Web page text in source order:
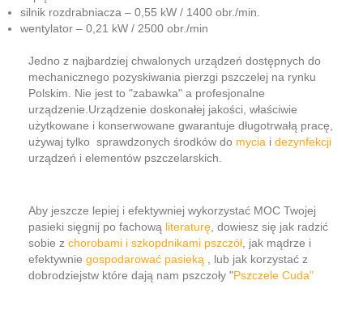
silnik rozdrabniacza – 0,55 kW / 1400 obr./min.
wentylator – 0,21 kW / 2500 obr./min
Jedno z najbardziej chwalonych urządzeń dostępnych do
mechanicznego pozyskiwania pierzgi pszczelej na rynku
Polskim. Nie jest to "zabawka" a profesjonalne
urządzenie.Urządzenie doskonałej jakości, właściwie
użytkowane i konserwowane gwarantuje długotrwałą pracę,
używaj tylko sprawdzonych środków do mycia i dezynfekcji
urządzeń i elementów pszczelarskich.
Aby jeszcze lepiej i efektywniej wykorzystać MOC Twojej
pasieki sięgnij po fachową literaturę , dowiesz się jak radzić
sobie z chorobami i szkopdnikami pszczół , jak mądrze i
efektywnie gospodarować pasieką , lub jak korzystać z
dobrodziejstw które dają nam pszczoły "Pszczele Cuda"